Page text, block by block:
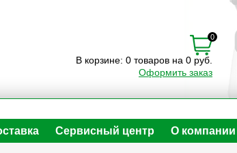
0
В корзине: 0 товаров на 0 руб.
Оформить заказ
Сервисный центр О компании